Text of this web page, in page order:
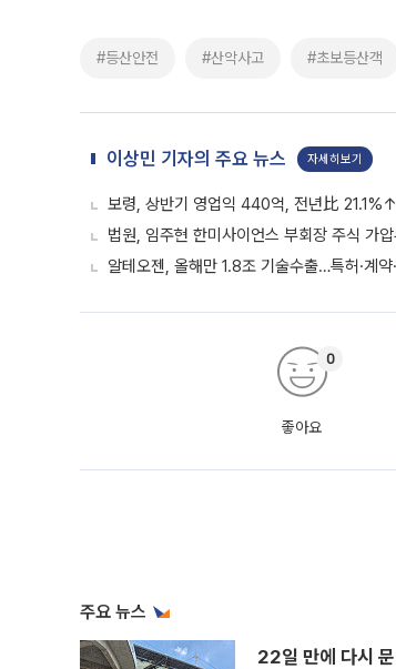
#등산안전 #산악사고 #초보등산객
이상민 기자의 주요 뉴스 자세히보기
보령, 상반기 영업익 440억, 전년比
법원, 임주현 한미사이언스 부회장 주식 가
알테오젠, 올해만 1.8조 기술수출…특허·계약
좋아요
0
주요 뉴스
22일 만에 다시